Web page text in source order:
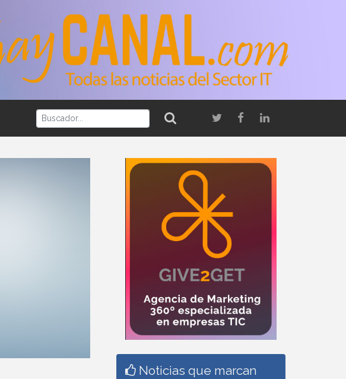
Noticias que marcan